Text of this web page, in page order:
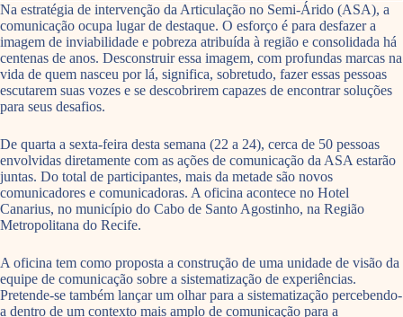
Na estratégia de intervenção da Articulação no Semi-Árido (ASA), a
comunicação ocupa lugar de destaque. O esforço é para desfazer a
imagem de inviabilidade e pobreza atribuída à região e consolidada há
centenas de anos. Desconstruir essa imagem, com profundas marcas na
vida de quem nasceu por lá, significa, sobretudo, fazer essas pessoas
escutarem suas vozes e se descobrirem capazes de encontrar soluções
para seus desafios.
De quarta a sexta-feira desta semana (22 a 24), cerca de 50 pessoas
envolvidas diretamente com as ações de comunicação da ASA estarão
juntas. Do total de participantes, mais da metade são novos
comunicadores e comunicadoras. A oficina acontece no Hotel
Canarius, no município do Cabo de Santo Agostinho, na Região
Metropolitana do Recife.
A oficina tem como proposta a construção de uma unidade de visão da
equipe de comunicação sobre a sistematização de experiências.
Pretende-se também lançar um olhar para a sistematização percebendo-
a dentro de um contexto mais amplo de comunicação para a